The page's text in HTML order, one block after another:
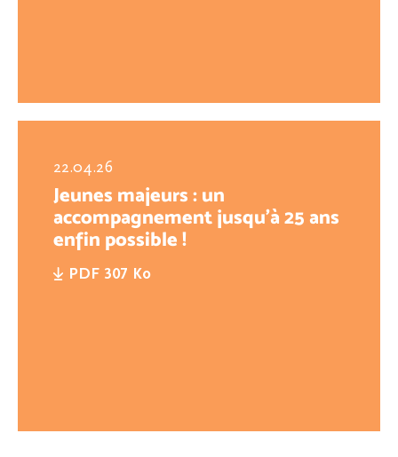
22.04.26
Jeunes majeurs : un
accompagnement jusqu’à 25 ans
enfin possible !
PDF 307 Ko